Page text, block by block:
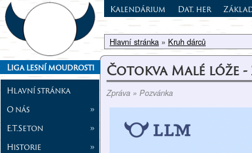
Liga lesní moudrosti
Hlavní stránka
O nás
»
E.T.Seton
»
Historie
»
Kalendárium Dat. her
Hlavní stránka » Kruh dárců
Čotokva Malé lóže -
Zpráva » Pozvánka